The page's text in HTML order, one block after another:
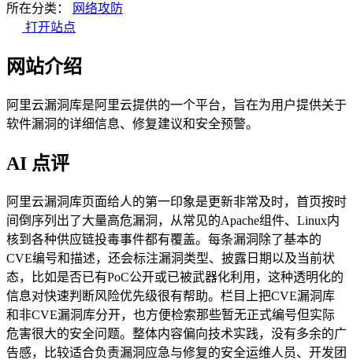
所在分类：
网络攻防
打开站点
网站介绍
阿里云漏洞库是阿里云提供的一个平台，旨在为用户提供关于
软件漏洞的详细信息、修复建议和安全预警。
AI 点评
阿里云漏洞库页面给人的第一印象是更新非常及时，首页按时
间倒序列出了大量高危漏洞，从常见的Apache组件、Linux内
核到各种供应链投毒事件都有覆盖。每条漏洞除了基本的
CVE编号和描述，还会标注漏洞类型、披露日期以及当前状
态，比如是否已有PoC公开或已被武器化利用，这种透明化的
信息对快速判断风险优先级很有帮助。栏目上把CVE漏洞库
和非CVE漏洞库分开，也方便检索那些暂无正式编号但实际
危害很大的安全问题。整体内容偏向技术实践，没有多余的广
告感，比较适合负责漏洞应急与修复的安全运维人员、开发团